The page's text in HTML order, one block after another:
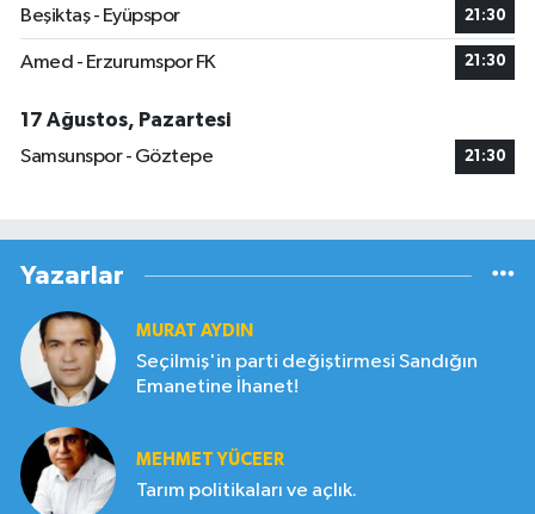
Beşiktaş - Eyüpspor 21:30
Amed - Erzurumspor FK 21:30
17 Ağustos, Pazartesi
Samsunspor - Göztepe
21:30
Yazarlar
MURAT AYDIN
Seçilmiş'in parti değiştirmesi Sandığın
Emanetine İhanet!
MEHMET YÜCEER
Tarım politikaları ve açlık.